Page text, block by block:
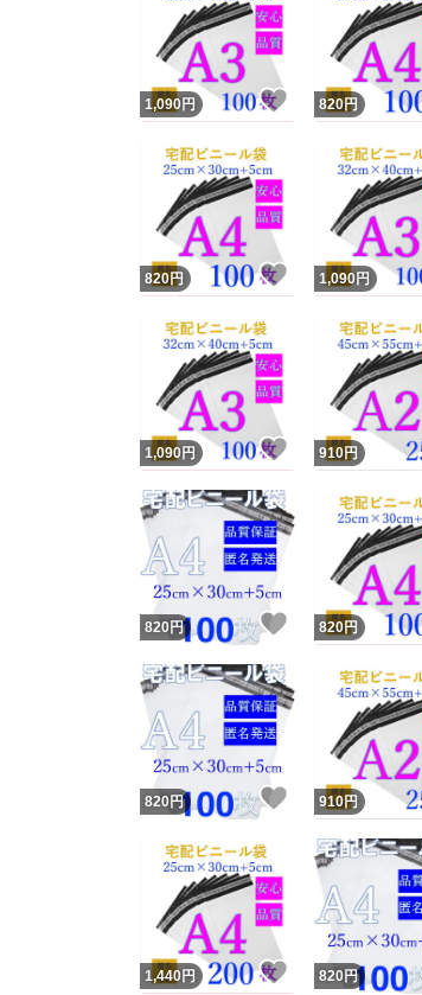
1,090 円 いいね！
820円
820円 いいね！
1,090 円
1,090 円 いいね！
910円
820円 いいね！
820円
820円 いいね！
910円
1,440 円 いいね！
820円